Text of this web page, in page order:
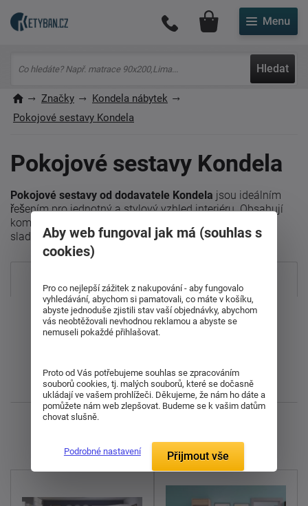
Hledat
Můj účet
Značky
Kondela nábytek
Pokojové sestavy Kondela
Pokojové sestavy Kondela
Pokojové sestavy od dodavatele Kondela jsou ideálním
řešením pro jednotný a stylový vzhled interiéru. Obsahují
komody, skříně, postele či psací stoly v harmonicky
sladěném designu.
Od nejdražšího
Nejnovější
Aby web fungoval jak má (souhlas s
cookies)
Pro co nejlepší zážitek z nakupování - aby fungovalo
vyhledávání, abychom si pamatovali, co máte v košíku,
abyste jednoduše zjistili stav vaší objednávky, abychom
vás neobtěžovali nevhodnou reklamou a abyste se
nemuseli pokaždé přihlašovat.
Proto od Vás potřebujeme souhlas se zpracováním
souborů cookies, tj. malých souborů, které se dočasně
ukládají ve vašem prohlížeči. Děkujeme, že nám ho dáte a
pomůžete nám web zlepšovat. Budeme se k vašim datům
chovat slušně.
Podrobné nastavení Přijmout vše